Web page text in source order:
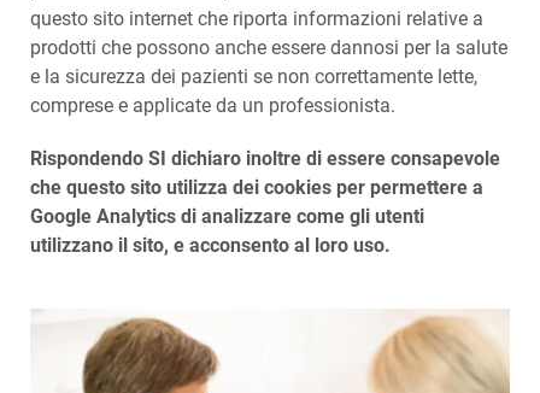
questo sito internet che riporta informazioni relative a
prodotti che possono anche essere dannosi per la salute
e la sicurezza dei pazienti se non correttamente lette,
comprese e applicate da un professionista.
Rispondendo SI dichiaro inoltre di essere consapevole
che questo sito utilizza dei cookies per permettere a
Google Analytics di analizzare come gli utenti
utilizzano il sito, e acconsento al loro uso.